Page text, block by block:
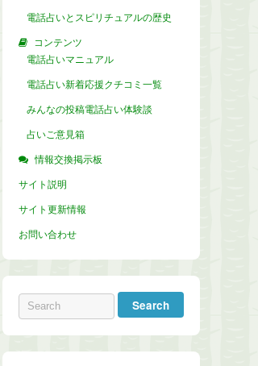
電話占いとスピリチュアルの歴史
コンテンツ
電話占いマニュアル
電話占い新着応援クチコミ一覧
みんなの投稿電話占い体験談
占いご意見箱
情報交換掲示板
サイト説明
サイト更新情報
お問い合わせ